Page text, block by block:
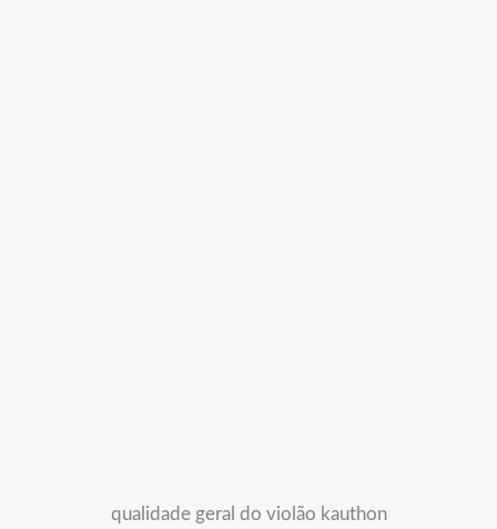
qualidade geral do violão kauthon